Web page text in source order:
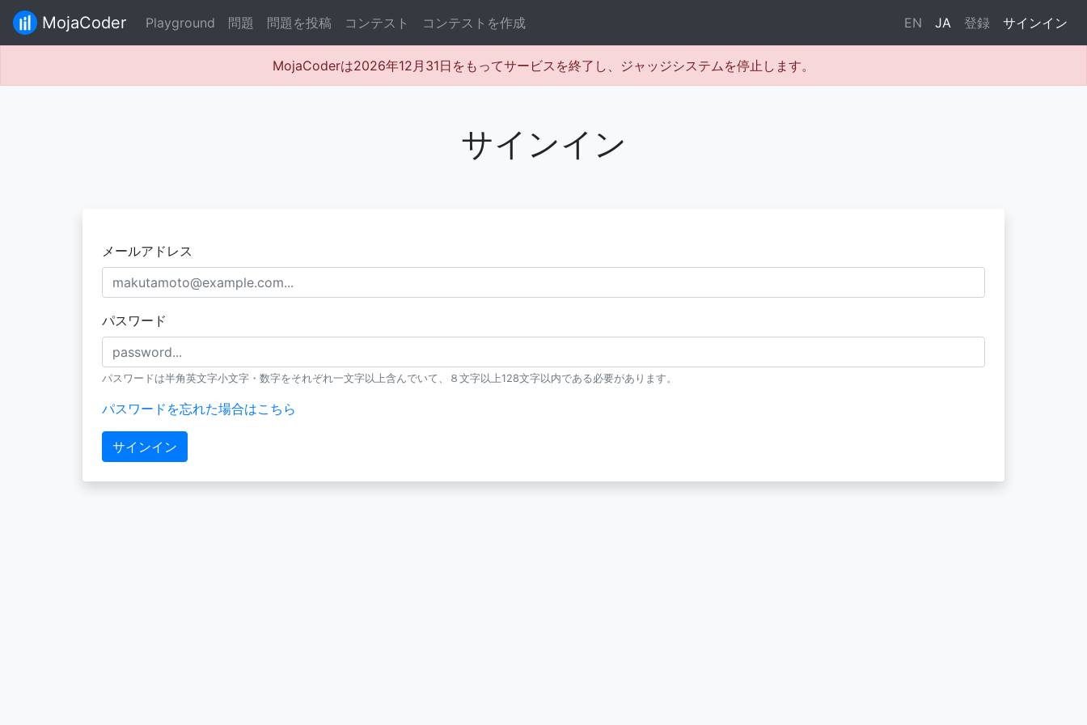
MojaCoder Playground 問題 問題を投稿 コンテスト コンテストを作成 EN JA 登録 サインイン
MojaCoderは2026年12月31日をもってサービスを終了し、ジャッジシステムを停止します。
サインイン
メールアドレス
パスワード
パスワードは半角英文字小文字・数字をそれぞれ一文字以上含んでいて、８文字以上128文字以内である必要があります。
パスワードを忘れた場合はこちら
サインイン